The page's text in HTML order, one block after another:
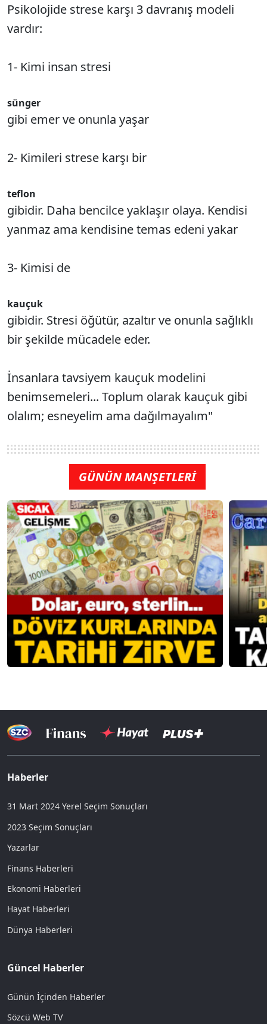
Psikolojide strese karşı 3 davranış modeli
vardır:
1- Kimi insan stresi
sünger
gibi emer ve onunla yaşar
2- Kimileri strese karşı bir
teflon
gibidir. Daha bencilce yaklaşır olaya. Kendisi
yanmaz ama kendisine temas edeni yakar
3- Kimisi de
kauçuk
gibidir. Stresi öğütür, azaltır ve onunla sağlıklı
bir şekilde mücadele eder.
İnsanlara tavsiyem kauçuk modelini
benimsemeleri... Toplum olarak kauçuk gibi
olalım; esneyelim ama dağılmayalım"
GÜNÜN MANŞETLERİ
Haberler
31 Mart 2024 Yerel Seçim Sonuçları
2023 Seçim Sonuçları
Yazarlar
Finans Haberleri
Ekonomi Haberleri
Hayat Haberleri
Dünya Haberleri
Güncel Haberler
Günün İçinden Haberler
Sözcü Web TV